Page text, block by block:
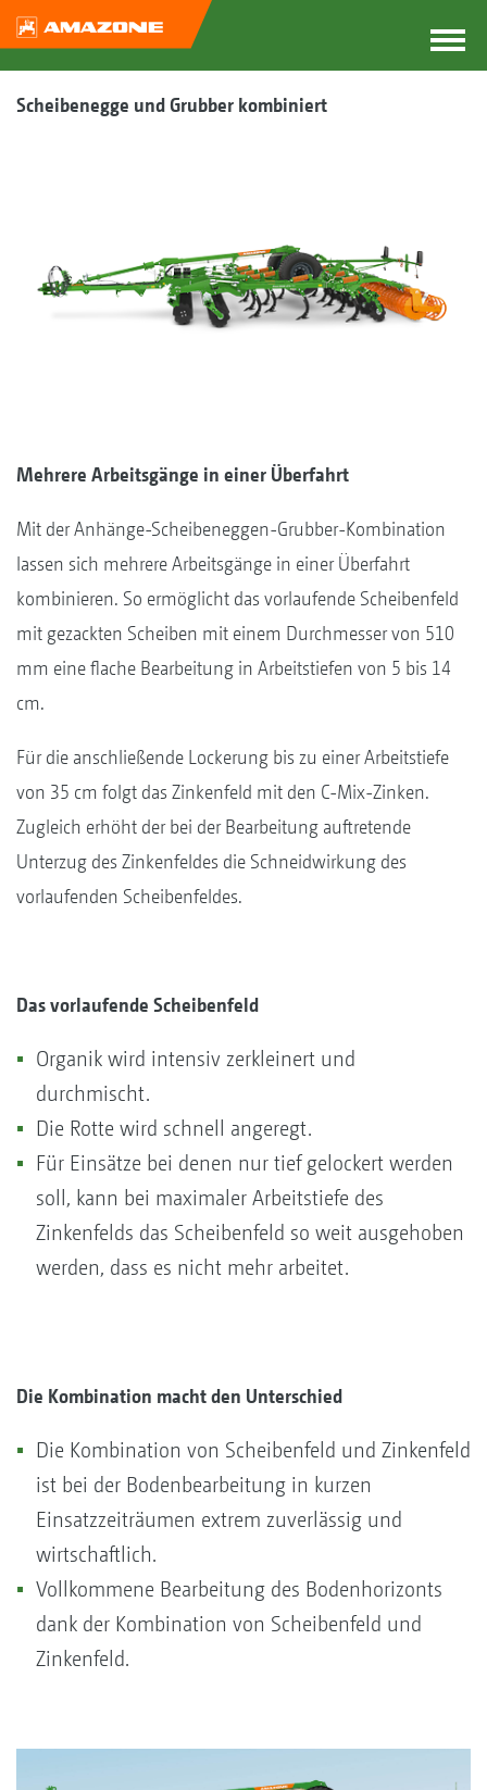
Scheibenegge und Grubber kombiniert
Mehrere Arbeitsgänge in einer Überfahrt
Mit der Anhänge-Scheibeneggen-Grubber-Kombination
lassen sich mehrere Arbeitsgänge in einer Überfahrt
kombinieren. So ermöglicht das vorlaufende Scheibenfeld
mit gezackten Scheiben mit einem Durchmesser von 510
mm eine flache Bearbeitung in Arbeitstiefen von 5 bis 14
cm.
Für die anschließende Lockerung bis zu einer Arbeitstiefe
von 35 cm folgt das Zinkenfeld mit den C-Mix-Zinken.
Zugleich erhöht der bei der Bearbeitung auftretende
Unterzug des Zinkenfeldes die Schneidwirkung des
vorlaufenden Scheibenfeldes.
Das vorlaufende Scheibenfeld
Organik wird intensiv zerkleinert und
durchmischt.
Die Rotte wird schnell angeregt.
Für Einsätze bei denen nur tief gelockert werden
soll, kann bei maximaler Arbeitstiefe des
Zinkenfelds das Scheibenfeld so weit ausgehoben
werden, dass es nicht mehr arbeitet.
Die Kombination macht den Unterschied
Die Kombination von Scheibenfeld und Zinkenfeld
ist bei der Bodenbearbeitung in kurzen
Einsatzzeiträumen extrem zuverlässig und
wirtschaftlich.
Vollkommene Bearbeitung des Bodenhorizonts
dank der Kombination von Scheibenfeld und
Zinkenfeld.